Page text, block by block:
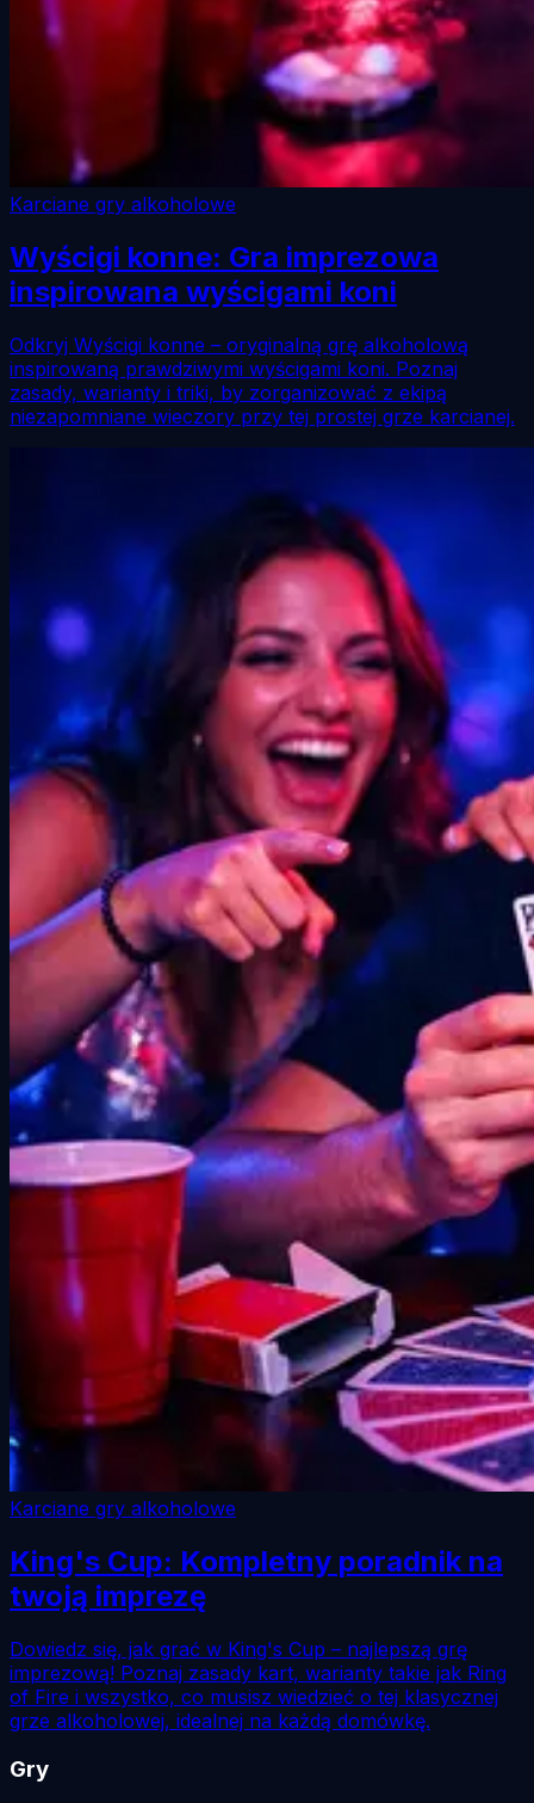
Karciane gry alkoholowe
Wyścigi konne: Gra imprezowa
inspirowana wyścigami koni
Odkryj Wyścigi konne – oryginalną grę alkoholową
inspirowaną prawdziwymi wyścigami koni. Poznaj
zasady, warianty i triki, by zorganizować z ekipą
niezapomniane wieczory przy tej prostej grze karcianej.
Karciane gry alkoholowe
King's Cup: Kompletny poradnik na
twoją imprezę
Dowiedz się, jak grać w King's Cup – najlepszą grę
imprezową! Poznaj zasady kart, warianty takie jak Ring
of Fire i wszystko, co musisz wiedzieć o tej klasycznej
grze alkoholowej, idealnej na każdą domówkę.
Gry